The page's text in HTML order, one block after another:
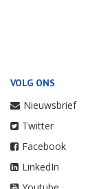
VOLG ONS
Nieuwsbrief
Twitter
Facebook
LinkedIn